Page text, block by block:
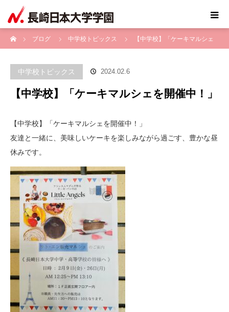
ブログ
中学校トピックス 【中学校】「ケーキマルシェ
中学校トピックス 2024.02.6
【中学校】「ケーキマルシェを開催中！」
【中学校】「ケーキマルシェを開催中！」
友達と一緒に、美味しいケーキを楽しみながら過ごす、豊かな昼
休みです。